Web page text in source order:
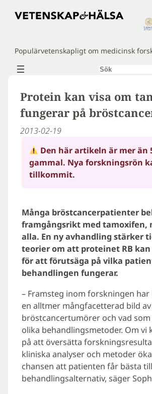
Hoppa
Populärvetenskapligt om medicinsk
Sök
Protein kan visa om
fungerar på
2013-02-19
Den här artikeln är mer än
gammal. Nya forskningsrön
tillkommit.
Många bröstcancerpatienter
framgångsrikt med tamoxifen,
alla. En ny avhandling stärker
teorier om att proteinet RB kan
för att förutsäga på vilka
behandlingen fungerar.
– Framsteg inom forskningen
en alltmer mångfacetterad bild av
bröstcancertumörer och vad
olika behandlingsmetoder. Om vi
på att översätta
kliniska analyser och metoder
chansen att patienten får bästa
behandlingsalternativ, säger